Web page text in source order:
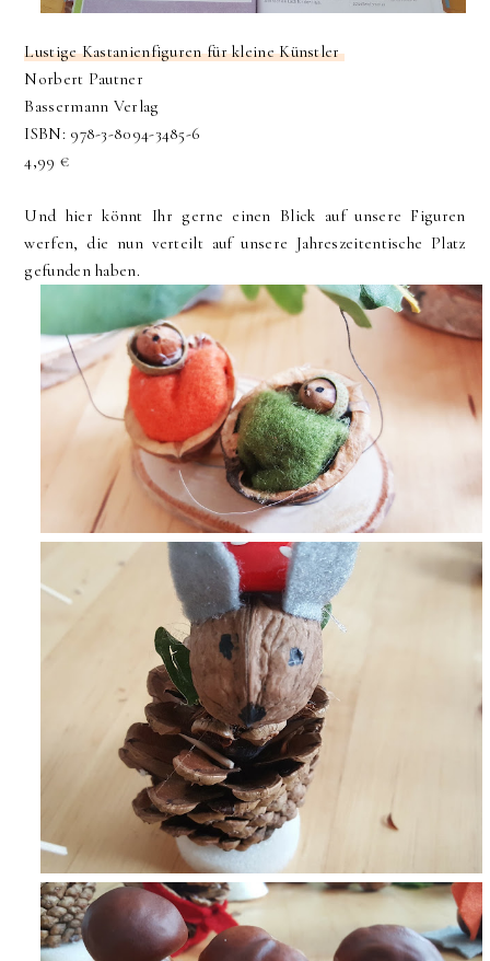
Lustige Kastanienfiguren für kleine Künstler
Norbert Pautner
Bassermann Verlag
ISBN: 978-3-8094-3485-6
4,99 €
Und hier könnt Ihr gerne einen Blick auf unsere Figuren
werfen, die nun verteilt auf unsere Jahreszeitentische Platz
gefunden haben.